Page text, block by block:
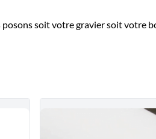
posons soit votre gravier soit votre